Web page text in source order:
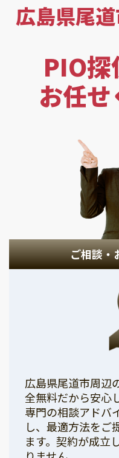
広島県尾
PIO
お任せ
ご相談・
広島県尾道市周辺
全無料だから安心
専門の相談アドバ
し、最適方法をご
ます。契約が成立